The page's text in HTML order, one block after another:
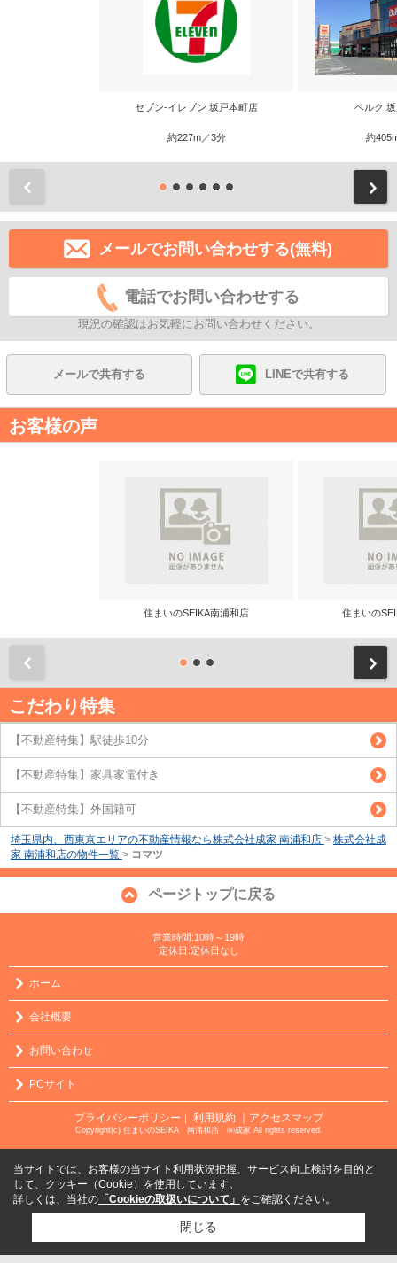
セブン-イレブン 坂戸本町店
約227m／3分
ベルク
約
メールでお問い合わせする(無料)
電話でお問い合わせする
現況の確認はお気軽にお問い合わせください。
メールで共有する LINEで共有する
お客様の声
住まいのSEIKA南浦和店 住まいの
こだわり特集
【不動産特集】駅徒歩10分
【不動産特集】家具家電付き
【不動産特集】外国籍可
埼玉県内、西東京エリアの不動産情報なら株式会社成家 南浦和店 > 株式会社成
家 南浦和店の物件一覧 > コマツ
ページトップに戻る
営業時間:10時～19時
定休日:定休日なし
ホーム
会社概要
お問い合わせ
PCサイト
プライバシーポリシー 利用規約 ｜アクセスマップ
Copyright(c) 住まいのSEIKA 南浦和店 ㈱成家 All rights reserved.
当サイトでは、お客様の当サイト利用状況把握、サービス向上検討を目的と
して、クッキー（Cookie）を使用しています。
詳しくは、当社の 「Cookieの取扱いについて」 をご確認ください。
閉じる